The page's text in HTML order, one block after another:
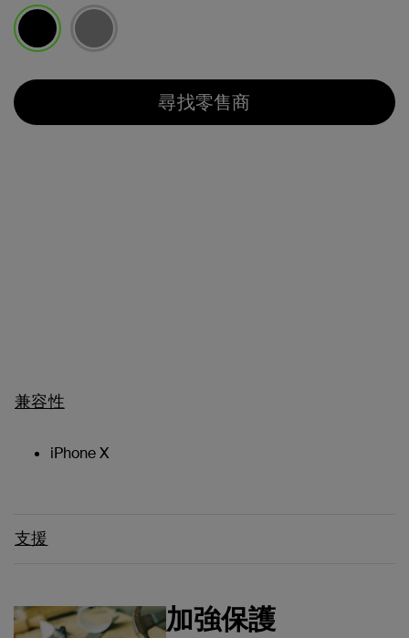
尋找零售商
兼容性
iPhone X
支援
加強保護